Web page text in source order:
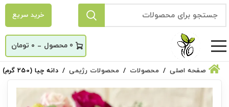
خرید سریع
0
_ ۰ تومان
صفحه اصلی محصولات محصولات رژیمی دانه چیا (250 گرم)